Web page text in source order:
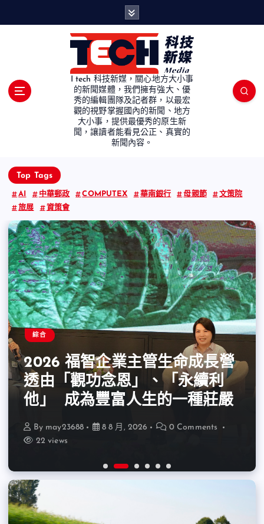
I tech 科技新媒，關心地方大小事
的新聞媒體，我們擁有強大、優
秀的編輯團隊及記者群，以最宏
觀的視野掌握國內的新聞、地方
大小事，提供最優秀的原生新
聞，讓讀者能看見公正、真實的
新聞內容。
Top Tags
AI 中華郵政 COMPUTEX 華南銀行 母親節
文策院
旅展
資策會
夏日試駕Volkswage旗下旅行
車 即可享有精品咖啡卡
By may23688 8 8 月, 2026
0 Comments
18 views
綜合
2026 福智企業主管生命成長營
透由「觀功念恩」、「永續利
他」 成為豐富人生的一種莊嚴
By may23688 8 8 月, 2026
0 Comments
22 views
2026東北角外澳月夜8月22日
至23日浪漫登場！
By may23688 8 8 月, 2026
0 Comments
27 views
綜合
走進幸福日照市長夫人張琦雅遇
見一個「老有所安、幼有所養」
的夢正在桃園發生
By may23688 8 8 月, 2026
0 Comments
35 views
遠雄悅來大飯店爸爸身分證
「8」越多優惠越狂
By may23688 6 8 月, 2026
0 Comments
51 views
Kia 1-7月累計銷量創歷史新高
79.9萬元起*輕鬆入主
By may23688 6 8 月, 2026
0 Comments
40 views